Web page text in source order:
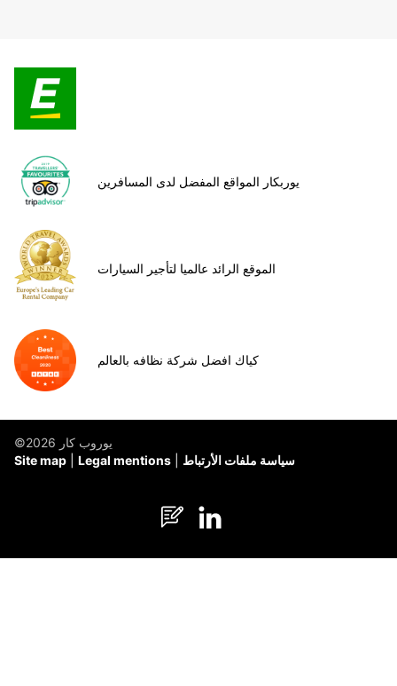
يوربكار المواقع المفضل لدى المسافرين
الموقع الرائد عالميا لتأجير السيارات
كياك افضل شركة نظافه بالعالم
©يوروب كار 2026
Site map
Legal mentions سياسة ملفات الأرتباط